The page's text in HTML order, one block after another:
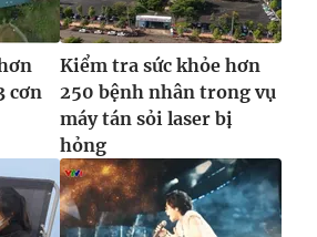
hình thức nếu không có sự chấp
rõ nguồn VTV.vn khi phát hành lại
cơn
Kiểm tra sức khỏe hơn
250 bệnh nhân trong vụ
máy tán sỏi laser bị
hỏng